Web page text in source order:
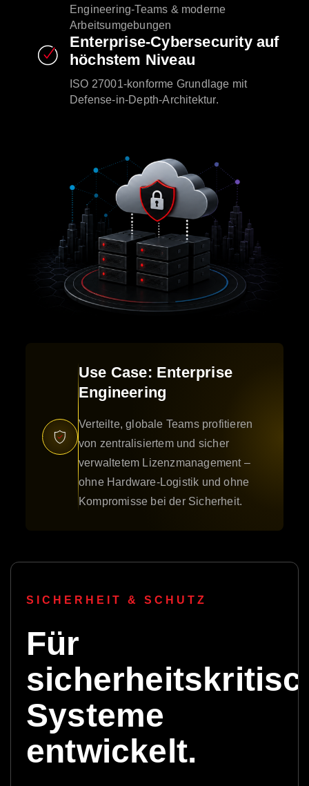
Engineering-Teams & moderne
Arbeitsumgebungen
Enterprise-Cybersecurity auf
höchstem Niveau
ISO 27001-konforme Grundlage mit
Defense-in-Depth-Architektur.
Use Case: Enterprise
Engineering
Verteilte, globale Teams profitieren
von zentralisiertem und sicher
verwaltetem Lizenzmanagement –
ohne Hardware-Logistik und ohne
Kompromisse bei der Sicherheit.
SICHERHEIT & SCHUTZ
Für
Systeme
entwickelt.